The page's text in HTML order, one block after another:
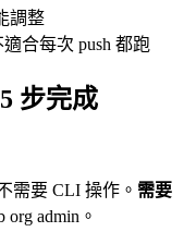
調整
合每次 push 都跑
步完成
需要 CLI 操作。 需要
org admin。